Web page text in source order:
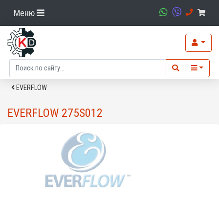
Меню
EVERFLOW
EVERFLOW 275S012